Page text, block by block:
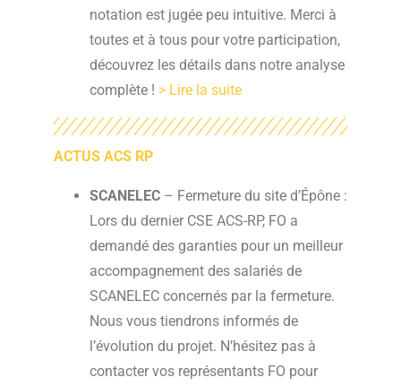
notation est jugée peu intuitive. Merci à
toutes et à tous pour votre participation,
découvrez les détails dans notre analyse
complète ! > Lire la suite
ACTUS ACS RP
SCANELEC – Fermeture du site d’Épône :
Lors du dernier CSE ACS-RP, FO a
demandé des garanties pour un meilleur
accompagnement des salariés de
SCANELEC concernés par la fermeture.
Nous vous tiendrons informés de
l’évolution du projet. N’hésitez pas à
contacter vos représentants FO pour